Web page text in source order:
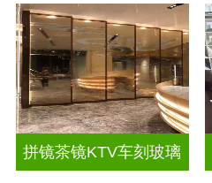
拼镜茶镜KTV车刻玻璃